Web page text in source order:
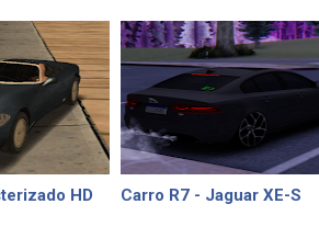
HD Carro R7 - Jaguar XE-S